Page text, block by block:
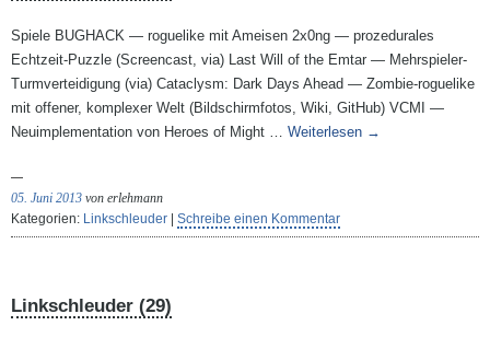
Spiele BUGHACK — roguelike mit Ameisen 2x0ng — prozedurales
Echtzeit-Puzzle (Screencast, via) Last Will of the Emtar — Mehrspieler-
Turmverteidigung (via) Cataclysm: Dark Days Ahead — Zombie-roguelike
mit offener, komplexer Welt (Bildschirmfotos, Wiki, GitHub) VCMI —
Neuimplementation von Heroes of Might … Weiterlesen →
05. Juni 2013 von erlehmann
Kategorien: Linkschleuder Schreibe einen Kommentar
Linkschleuder (29)